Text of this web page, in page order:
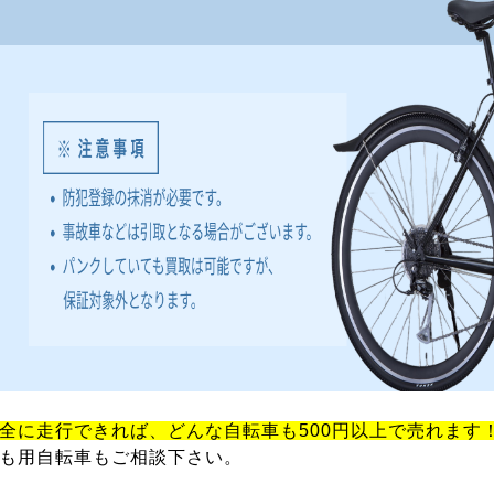
に走行できれば、どんな自転車も500円以上で売れます
用自転車もご相談下さい。